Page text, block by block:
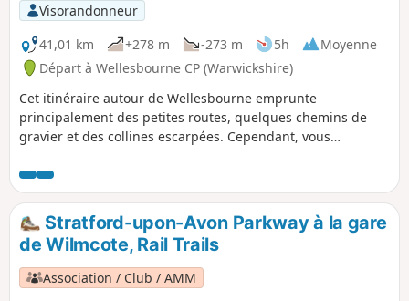
Visorandonneur
41,01 km
+278 m -273 m 5h
Moyenne
Départ à Wellesbourne CP (Warwickshire)
Cet itinéraire autour de Wellesbourne emprunte
principalement des petites routes, quelques chemins de
gravier et des collines escarpées. Cependant, vous
Stratford-upon-Avon Parkway à la gare
de Wilmcote, Rail Trails
Association / Club / AMM